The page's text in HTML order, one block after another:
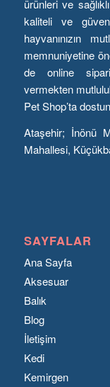
ürünleri ve
kaliteli ve
hayvanınızın
memnuniyetine
de online
vermekten
Pet Shop’ta
Ataşehir; İnönü
Mahallesi,
SAYFALAR
Ana Sayfa
Aksesuar
Balık
Blog
İletişim
Kedi
Kemirgen